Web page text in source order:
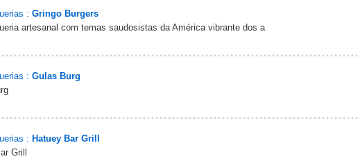
: Gringo Burgers
artesanal com temas saudosistas da América vibrante dos a
: Gulas Burg
: Hatuey Bar Grill
Grill